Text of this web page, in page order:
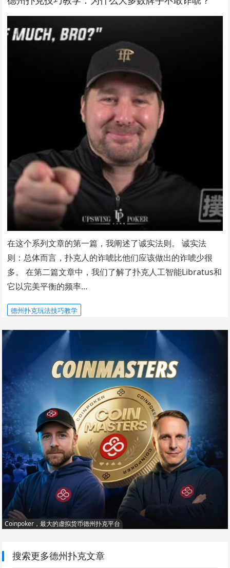
在这个系列文章的第一篇，我阐述了诚实法则。 诚实法
则：总体而言，扑克人的诈唬比他们应该做出的诈唬少很
多。 在第二篇文章中，我们了解了扑克人工智能Libratus和
它以完美平衡的频率…
德州扑克玩法技巧教学
Coinpoker，最大的虚拟货币德州扑克平台
搜索更多德州扑克文章